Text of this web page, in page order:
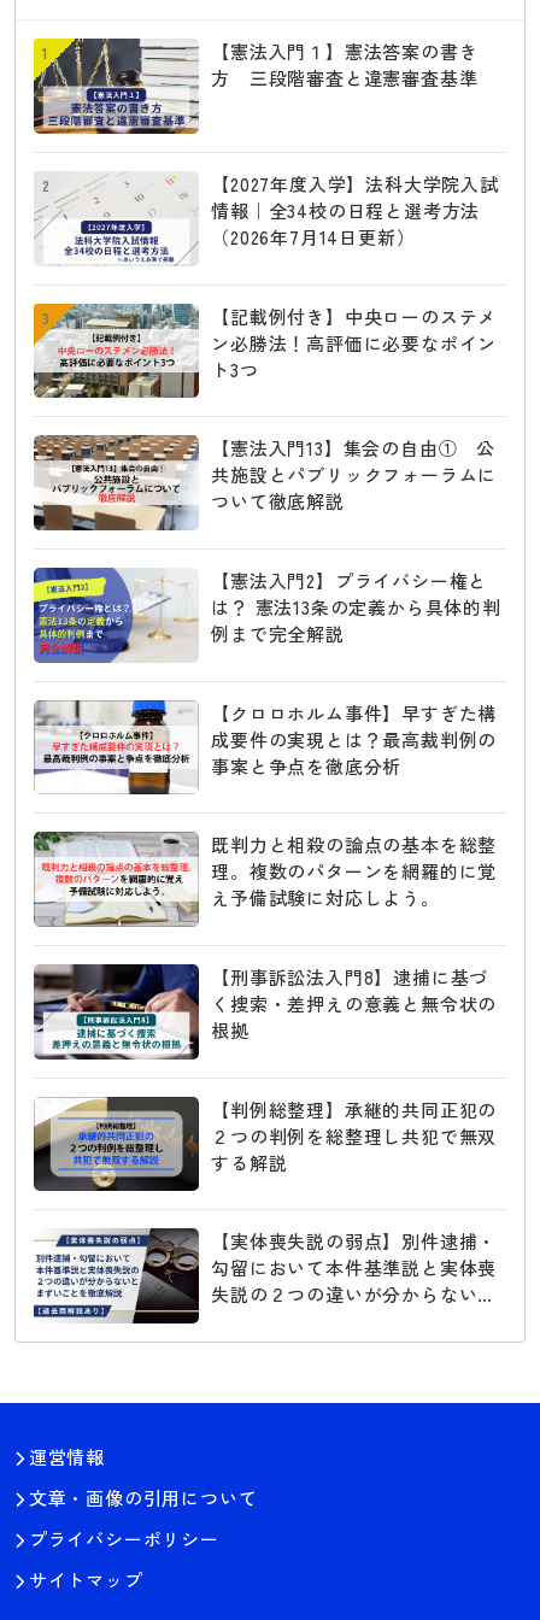
1
【憲法入門１】憲法答案の書き
方 三段階審査と違憲審査基準
2
【2027年度入学】法科大学院入試
情報｜全34校の日程と選考方法
（2026年7月14日更新）
3
【記載例付き】中央ローのステメ
ン必勝法！高評価に必要なポイン
ト3つ
【憲法入門13】集会の自由① 公
共施設とパブリックフォーラムに
ついて徹底解説
【憲法入門2】プライバシー権と
は？ 憲法13条の定義から具体的判
例まで完全解説
【クロロホルム事件】早すぎた構
成要件の実現とは？最高裁判例の
事案と争点を徹底分析
既判力と相殺の論点の基本を総整
理。複数のパターンを網羅的に覚
え予備試験に対応しよう。
【刑事訴訟法入門8】逮捕に基づ
く捜索・差押えの意義と無令状の
根拠
【判例総整理】承継的共同正犯の
２つの判例を総整理し共犯で無双
する解説
【実体喪失説の弱点】別件逮捕・
勾留において本件基準説と実体喪
失説の２つの違いが分からないと
説あり】
運営情報
文章・画像の引用について
プライバシーポリシー
サイトマップ